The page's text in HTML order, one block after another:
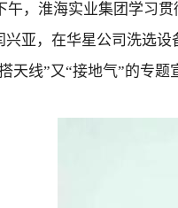
午，淮海实业集团学习
兴亚，在华星公司洗选
天线”又“接地气”的专题